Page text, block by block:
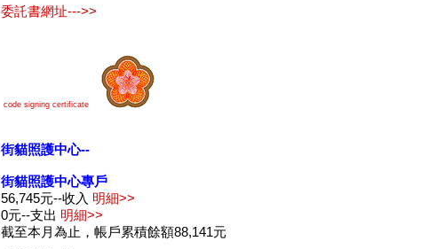
委託書網址--->>
code signing certificate
街貓照護中心--
街貓照護中心專戶
56,745元--收入 明細>>
0元--支出 明細>>
截至本月為止，帳戶累積餘額88,141元